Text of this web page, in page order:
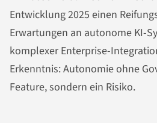
Entwicklung 2025 einen
Erwartungen an autonome KI-
komplexer Enterprise-
Erkenntnis: Autonomie ohne
Feature, sondern ein Risiko.